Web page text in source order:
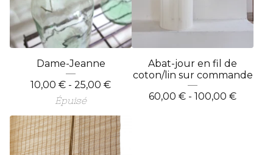
Dame-Jeanne
10,00 € - 25,00 €
Épuisé
Abat-jour en fil de
coton/lin sur commande
60,00 € - 100,00 €